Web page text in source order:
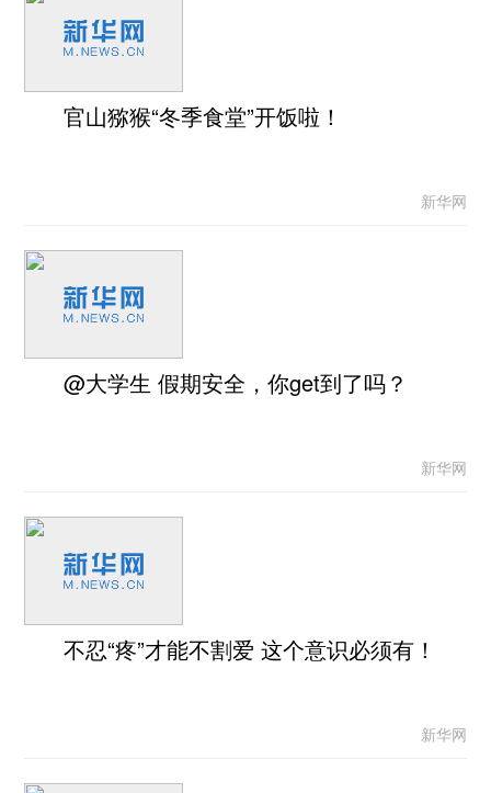
官山猕猴“冬季食堂”开饭啦！
新华网
@大学生 假期安全，你get到了吗？
新华网
不忍“疼”才能不割爱 这个意识必须有！
新华网